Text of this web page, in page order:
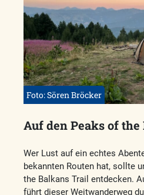
Foto: Sören Bröcker
Auf den Peaks of the
Wer Lust auf ein echtes
bekannten Routen hat, sollte
the Balkans Trail entdecken.
führt dieser Weitwanderweg